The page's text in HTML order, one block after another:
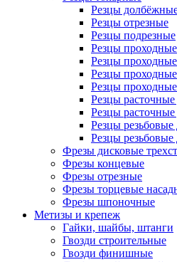
Резцы
Резцы отрезные
Резцы подрезные
Резцы
Резцы
Резцы
Резцы
Резцы расточные
Резцы расточные
Резцы резьбовые
Резцы
Фрезы дисковые
Фрезы концевые
Фрезы отрезные
Фрезы торцевые
Фрезы шпоночные
Метизы и крепеж
Гайки, шайбы, штанги
Гвозди строительные
Гвозди финишные